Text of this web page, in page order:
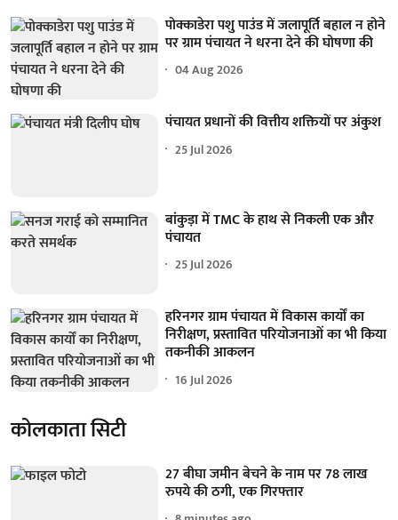
पोक्काडेरा पशु पाउंड में जलापूर्ति बहाल न होने
पर ग्राम पंचायत ने धरना देने की घोषणा की
04 Aug 2026
पंचायत प्रधानों की वित्तीय शक्तियों पर अंकुश
25 Jul 2026
बांकुड़ा में TMC के हाथ से निकली एक और
पंचायत
25 Jul 2026
हरिनगर ग्राम पंचायत में विकास कार्यों का
निरीक्षण, प्रस्तावित परियोजनाओं का भी किया
तकनीकी आकलन
16 Jul 2026
कोलकाता सिटी
27 बीघा जमीन बेचने के नाम पर 78 लाख
रुपये की ठगी, एक गिरफ्तार